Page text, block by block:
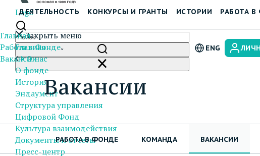
Logo
ДЕЯТЕЛЬНОСТЬ КОНКУРСЫ И ГРАНТЫ ИСТОРИИ РАБОТА
ENG
Закрыть меню
Главная
О нас
О фонде
История
Эндаумент
Структура управления
Цифровой Фонд
Культура взаимодействия
Документы и отчеты
Пресс-центр
Главная
Работа в Фонде
Вакансии
Вакансии
РАБОТА В ФОНДЕ КОМАНДА ВАКАНСИИ